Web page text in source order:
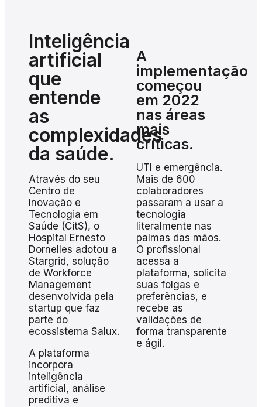
Inteligência
artificial
que
entende
as
complexidades
da saúde.
Através do seu
Centro de
Inovação e
Tecnologia em
Saúde (CitS), o
Hospital Ernesto
Dornelles adotou a
Stargrid, solução
de Workforce
Management
desenvolvida pela
startup que faz
parte do
ecossistema Salux.
A plataforma
incorpora
inteligência
artificial, análise
preditiva e
A
implementação
começou
em 2022
nas áreas
mais
críticas.
UTI e emergência.
Mais de 600
colaboradores
passaram a usar a
tecnologia
literalmente nas
palmas das mãos.
O profissional
acessa a
plataforma, solicita
suas folgas e
preferências, e
recebe as
validações de
forma transparente
e ágil.